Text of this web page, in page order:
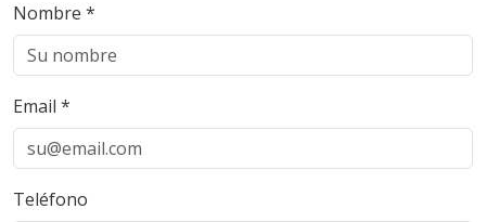
Nombre *
Email *
Teléfono